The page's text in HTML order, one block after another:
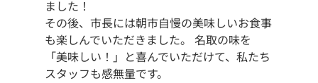
ました！
その後、市長には朝市自慢の美味しいお食事
も楽しんでいただきました。 名取の味を
「美味しい！」と喜んでいただけて、私たち
スタッフも感無量です。